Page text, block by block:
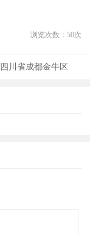
浏览次数： 50次
四川省成都金牛区